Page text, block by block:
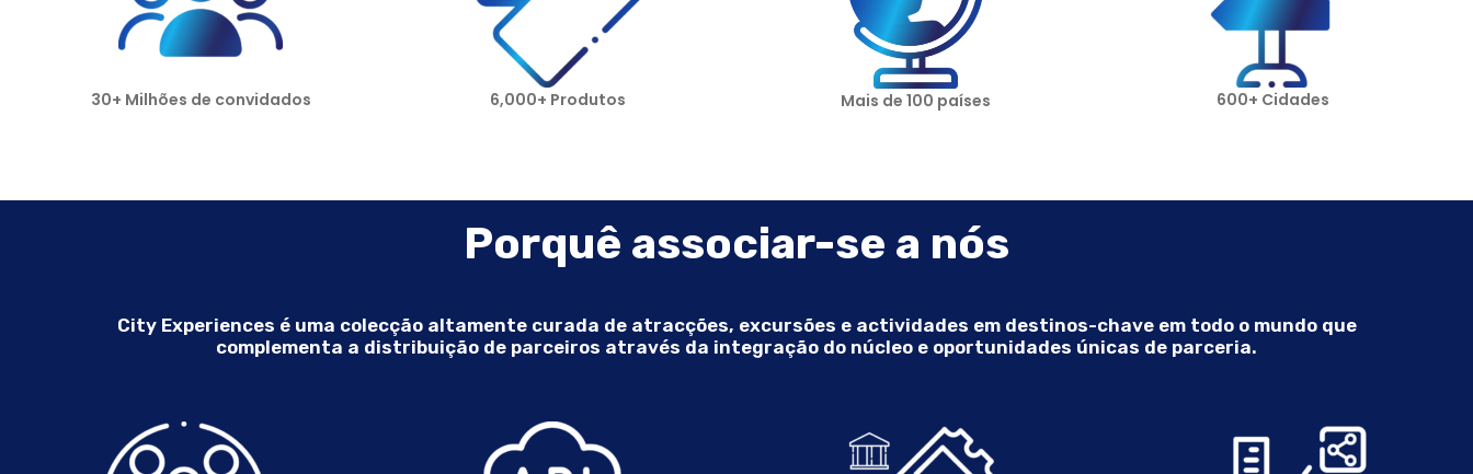
30+ Milhões de convidados 6,000+ Produtos Mais de 100 países 600+ Cidades
Porquê associar-se a nós
City Experiences é uma colecção altamente curada de atracções, excursões e actividades em destinos-chave em todo o mundo que
complementa a distribuição de parceiros através da integração do núcleo e oportunidades únicas de parceria.